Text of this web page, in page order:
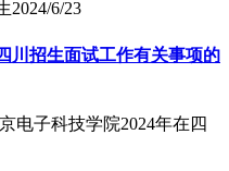
2024/6/23
川招生面试工作有关事项的
电子科技学院2024年在四